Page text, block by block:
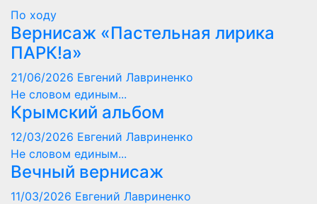
По ходу
Вернисаж «Пастельная лирика
ПАРК!а»
21/06/2026 Евгений Лавриненко
Не словом единым...
Крымский альбом
12/03/2026 Евгений Лавриненко
Не словом единым...
Вечный вернисаж
11/03/2026 Евгений Лавриненко